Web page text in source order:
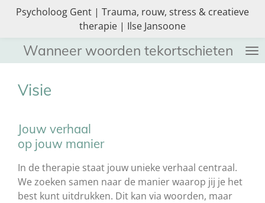
Wanneer woorden tekortschieten
Psycholoog Gent | Trauma, rouw, stress & creatieve
therapie | Ilse Jansoone
Visie
Jouw verhaal
op jouw manier
In de therapie staat jouw unieke verhaal centraal.
We zoeken samen naar de manier waarop jij je het
best kunt uitdrukken. Dit kan via woorden, maar